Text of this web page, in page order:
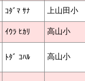
ｺﾀﾞﾏ ｻﾅ 上山田小
ｲｳﾗ ﾋｶﾘ 高山小
ﾄﾀﾞ ｺﾊﾙ 高山小